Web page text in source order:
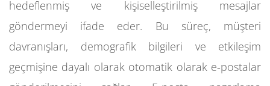
hedeflenmiş ve kişiselleştirilmiş mesajlar
göndermeyi ifade eder. Bu süreç, müşteri
davranışları, demografik bilgileri ve etkileşim
geçmişine dayalı olarak otomatik olarak e-postalar